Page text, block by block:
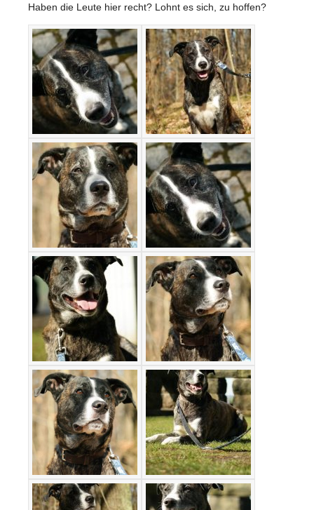
Haben die Leute hier recht? Lohnt es sich, zu hoffen?